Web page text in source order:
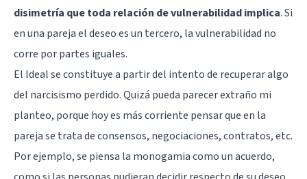
disimetría que toda relación de vulnerabilidad implica. Si
en una pareja el deseo es un tercero, la vulnerabilidad no
corre por partes iguales.
El Ideal se constituye a partir del intento de recuperar algo
del narcisismo perdido. Quizá pueda parecer extraño mi
planteo, porque hoy es más corriente pensar que en la
pareja se trata de consensos, negociaciones, contratos, etc.
Por ejemplo, se piensa la monogamia como un acuerdo,